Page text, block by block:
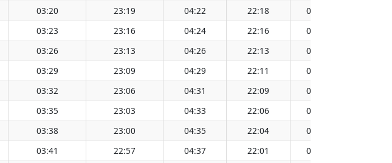
03:20 23:19 04:22 22:18 05:12
03:23 23:16 04:24 22:16 05:13
03:26 23:13 04:26 22:13 05:15
03:29 23:09 04:29 22:11 05:17
03:32 23:06 04:31 22:09 05:18
03:35 23:03 04:33 22:06 05:20
03:38 23:00 04:35 22:04 05:22
03:41 22:57 04:37 22:01 05:23